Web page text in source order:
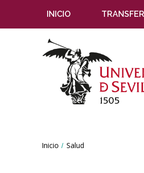
INICIO
Breadcrumbs
You
Inicio Salud